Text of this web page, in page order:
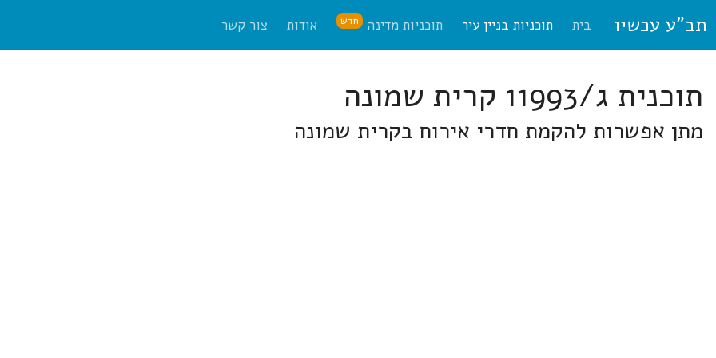
תב"ע עכשיו בית תוכניות בניין עיר תוכניות מדינה חדש אודות צור קשר
תוכנית ג/11993 קרית שמונה
מתן אפשרות להקמת חדרי אירוח בקרית שמונה